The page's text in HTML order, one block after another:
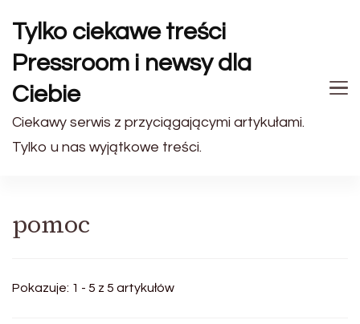
Tylko ciekawe treści
Pressroom i newsy dla
Ciebie
Ciekawy serwis z przyciągającymi artykułami.
Tylko u nas wyjątkowe treści.
pomoc
Pokazuje: 1 - 5 z 5 artykułów